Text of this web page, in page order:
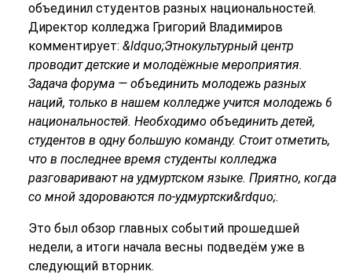
объединил студентов разных национальностей.
Директор колледжа Григорий Владимиров
комментирует: &ldquo;Этнокультурный центр
проводит детские и молодёжные мероприятия.
Задача форума — объединить молодежь разных
наций, только в нашем колледже учится молодежь 6
национальностей. Необходимо объединить детей,
студентов в одну большую команду. Стоит отметить,
что в последнее время студенты колледжа
разговаривают на удмуртском языке. Приятно, когда
со мной здороваются по-удмуртски&rdquo;.
Это был обзор главных событий прошедшей
недели, а итоги начала весны подведём уже в
следующий вторник.